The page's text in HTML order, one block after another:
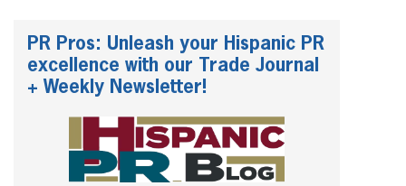
PR Pros: Unleash your Hispanic PR
excellence with our Trade Journal
+ Weekly Newsletter!